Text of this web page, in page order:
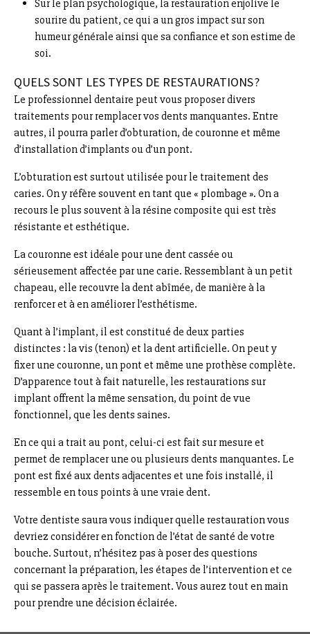
Sur le plan psychologique, la restauration enjolive le
sourire du patient, ce qui a un gros impact sur son
humeur générale ainsi que sa confiance et son estime de
soi.
QUELS SONT LES TYPES DE RESTAURATIONS ?
Le professionnel dentaire peut vous proposer divers
traitements pour remplacer vos dents manquantes. Entre
autres, il pourra parler d’obturation, de couronne et même
d’installation d’implants ou d’un pont.
L’obturation est surtout utilisée pour le traitement des
caries. On y réfère souvent en tant que « plombage ». On a
recours le plus souvent à la résine composite qui est très
résistante et esthétique.
La couronne est idéale pour une dent cassée ou
sérieusement affectée par une carie. Ressemblant à un petit
chapeau, elle recouvre la dent abîmée, de manière à la
renforcer et à en améliorer l’esthétisme.
Quant à l’implant, il est constitué de deux parties
distinctes : la vis (tenon) et la dent artificielle. On peut y
fixer une couronne, un pont et même une prothèse complète.
D’apparence tout à fait naturelle, les restaurations sur
implant offrent la même sensation, du point de vue
fonctionnel, que les dents saines.
En ce qui a trait au pont, celui-ci est fait sur mesure et
permet de remplacer une ou plusieurs dents manquantes. Le
pont est fixé aux dents adjacentes et une fois installé, il
ressemble en tous points à une vraie dent.
Votre dentiste saura vous indiquer quelle restauration vous
devriez considérer en fonction de l’état de santé de votre
bouche. Surtout, n’hésitez pas à poser des questions
concernant la préparation, les étapes de l’intervention et ce
qui se passera après le traitement. Vous aurez tout en main
pour prendre une décision éclairée.